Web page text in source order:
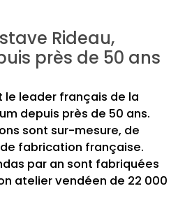
Rideau,
près de 50 ans
le leader français de la
depuis près de 50 ans.
sont sur-mesure, de
fabrication française.
par an sont fabriquées
atelier vendéen de 22 000